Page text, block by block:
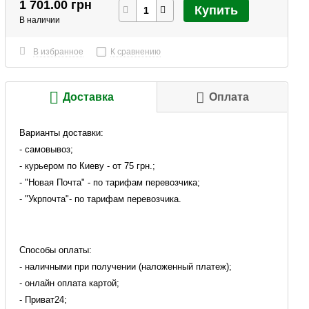
1 701.00 грн
В наличии
Купить
В избранное К сравнению
Доставка Оплата
Варианты доставки:
- самовывоз;
- курьером по Киеву - от 75 грн.;
- "Новая Почта" - по тарифам перевозчика;
- "Укрпочта"- по тарифам перевозчика.
Способы оплаты:
- наличными при получении (наложенный платеж);
- онлайн оплата картой;
- Приват24;